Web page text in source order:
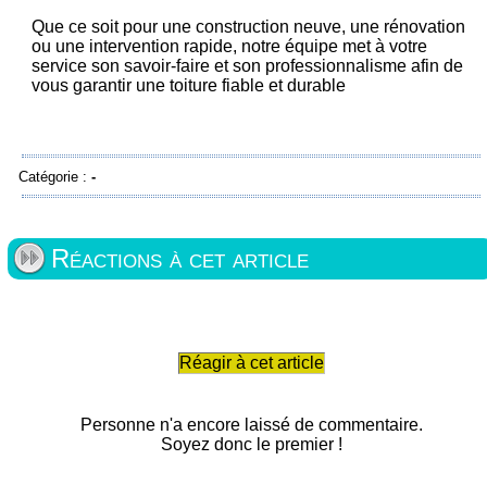
Que ce soit pour une construction neuve, une rénovation
ou une intervention rapide, notre équipe met à votre
service son savoir-faire et son professionnalisme afin de
vous garantir une toiture fiable et durable
Catégorie : -
Réactions à cet article
Réagir à cet article
Personne n'a encore laissé de commentaire.
Soyez donc le premier !